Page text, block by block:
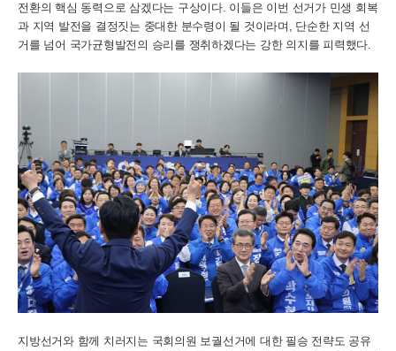
전환의 핵심 동력으로 삼겠다는 구상이다. 이들은 이번 선거가 민생 회복
과 지역 발전을 결정짓는 중대한 분수령이 될 것이라며, 단순한 지역 선
거를 넘어 국가균형발전의 승리를 쟁취하겠다는 강한 의지를 피력했다.
지방선거와 함께 치러지는 국회의원 보궐선거에 대한 필승 전략도 공유